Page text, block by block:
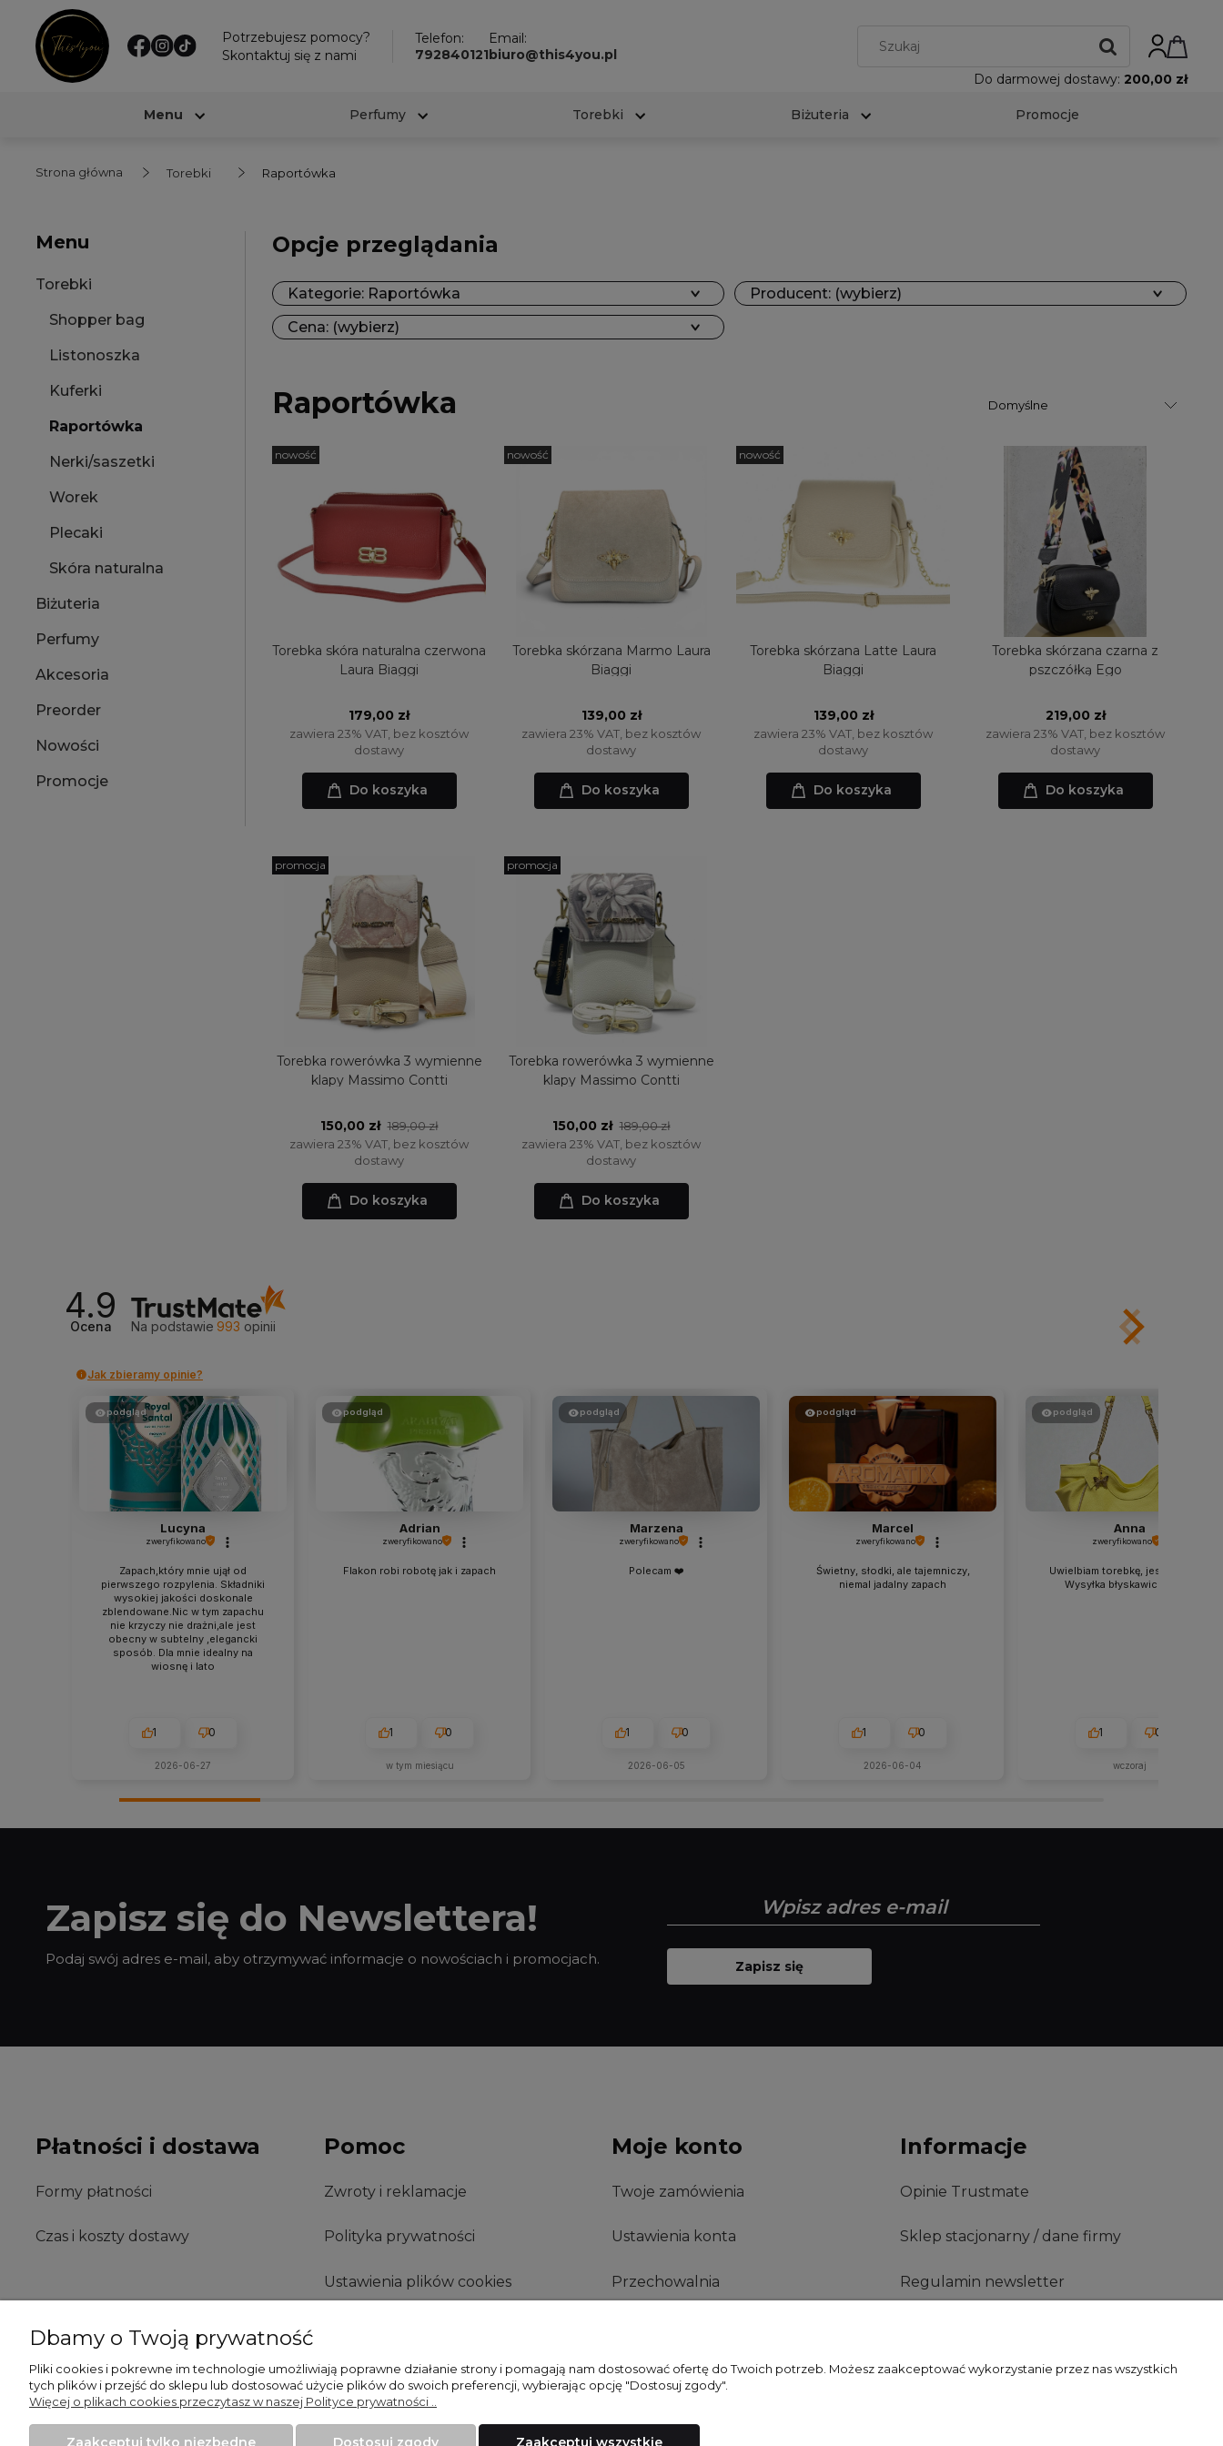
Potrzebujesz pomocy?
Skontaktuj się z nami
Telefon:
792840121
Email:
biuro@this4you.pl
Do darmowej dostawy: 200,00 zł
Menu Perfumy Torebki Biżuteria Promocje
Strona główna Torebki Raportówka
Menu
Torebki
Shopper bag
Listonoszka
Kuferki
Raportówka
Nerki/saszetki
Worek
Plecaki
Skóra naturalna
Biżuteria
Perfumy
Akcesoria
Preorder
Nowości
Promocje
Opcje przeglądania
Kategorie: Raportówka
Producent: (wybierz)
Cena: (wybierz)
Raportówka
Torebka skóra naturalna czerwona
Laura Biaggi
179,00 zł
zawiera 23% VAT, bez kosztów
dostawy
Do koszyka
nowość
Torebka skórzana Marmo Laura
Biaggi
139,00 zł
zawiera 23% VAT, bez kosztów
dostawy
Do koszyka
nowość
Torebka skórzana Latte Laura
Biaggi
139,00 zł
zawiera 23% VAT, bez kosztów
dostawy
Do koszyka
nowość
Torebka skórzana czarna z
pszczółką Ego
219,00 zł
zawiera 23% VAT, bez kosztów
dostawy
Do koszyka
Torebka rowerówka 3 wymienne
klapy Massimo Contti
150,00 zł 189,00 zł
zawiera 23% VAT, bez kosztów
dostawy
Do koszyka
promocja
Torebka rowerówka 3 wymienne
klapy Massimo Contti
150,00 zł 189,00 zł
zawiera 23% VAT, bez kosztów
dostawy
Do koszyka
promocja
4.9
Ocena Na podstawie 993 opinii
Jak zbieramy opinie?
podgląd
Lucyna
zweryfikowano
Zapach,który mnie ujął od
pierwszego rozpylenia. Składniki
wysokiej jakości doskonale
zblendowane.Nic w tym zapachu
nie krzyczy nie drażni,ale jest
obecny w subtelny ,elegancki
sposób. Dla mnie idealny na
wiosnę i lato
1 0
2026-06-27
podgląd
Adrian
zweryfikowano
Flakon robi robotę jak i zapach
1 0
w tym miesiącu
podgląd
Marzena
zweryfikowano
Polecam ❤️
1 0
2026-06-05
podgląd
Marcel
zweryfikowano
Świetny, słodki, ale tajemniczy,
niemal jadalny zapach
1 0
2026-06-04
podgląd
Anna
zweryfikowano
Uwielbiam torebkę, jest śliczna!!!
Wysyłka błyskawiczna👍️❤️
1 0
wczoraj
Zapisz się do Newslettera!
Podaj swój adres e-mail, aby otrzymywać informacje o nowościach i promocjach. Zapisz się
Płatności i dostawa
Formy płatności
Czas i koszty dostawy
Pomoc
Zwroty i reklamacje
Polityka prywatności
Ustawienia plików cookies
internetowym
Regulamin
Moje konto
Twoje zamówienia
Ustawienia konta
Przechowalnia
Informacje
Opinie Trustmate
Sklep stacjonarny / dane firmy
Regulamin newsletter
Dbamy o Twoją prywatność
Pliki cookies i pokrewne im technologie umożliwiają poprawne działanie strony i pomagają nam dostosować ofertę do Twoich potrzeb. Możesz zaakceptować wykorzystanie przez nas wszystkich
tych plików i przejść do sklepu lub dostosować użycie plików do swoich preferencji, wybierając opcję "Dostosuj zgody".
Więcej o plikach cookies przeczytasz w naszej Polityce prywatności ..
Zaakceptuj tylko niezbędne Dostosuj zgody Zaakceptuj wszystkie